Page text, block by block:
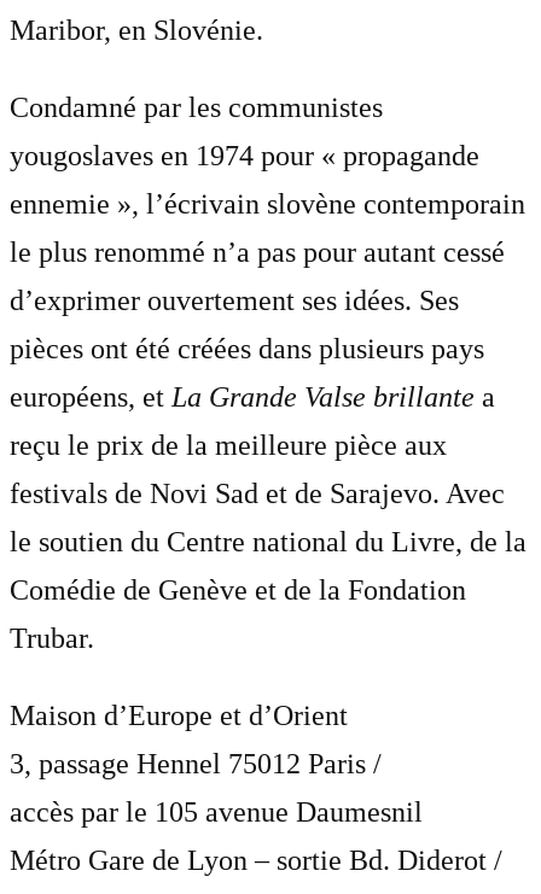
Maribor, en Slovénie.
Condamné par les communistes
yougoslaves en 1974 pour « propagande
ennemie », l’écrivain slovène contemporain
le plus renommé n’a pas pour autant cessé
d’exprimer ouvertement ses idées. Ses
pièces ont été créées dans plusieurs pays
européens, etLa Grande Valse brillante a
reçu le prix de la meilleure pièce aux
festivals de Novi Sad et de Sarajevo. Avec
le soutien du Centre national du Livre, de la
Comédie de Genève et de la Fondation
Trubar.
Maison d’Europe et d’Orient
3, passage Hennel 75012 Paris /
accès par le 105 avenue Daumesnil
Métro Gare de Lyon – sortie Bd. Diderot /